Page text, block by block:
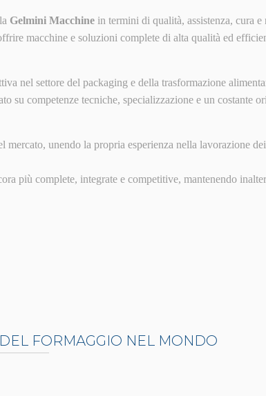
Gelmini Macchine in termini di qualità, assistenza, cura
macchine e soluzioni complete di alta qualità ed
nel settore del packaging e della trasformazione
su competenze tecniche, specializzazione e un costante
unendo la propria esperienza nella lavorazione
più complete, integrate e competitive, mantenendo
FORMAGGIO NEL MONDO